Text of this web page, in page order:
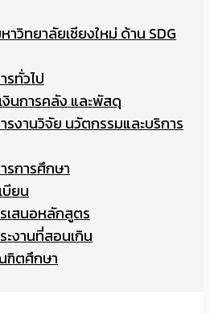
าวิทยาลัยเชียงใหม่ ด้าน SDG
รทั่วไป
งินการคลัง และพัสดุ
รงานวิจัย นวัตกรรมและบริการ
รการศึกษา
บียน
เสนอหลักสูตร
ะงานที่สอนเกิน
ตศึกษา